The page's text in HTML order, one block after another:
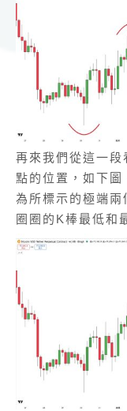
再來我們從這一
點的位置，如下圖
為所標示的極端
圈圈的K棒最低和